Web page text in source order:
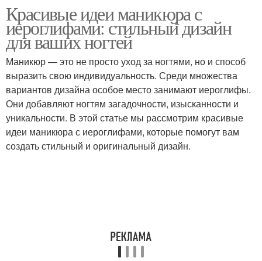
Практические советы
советы
Общие советы Советы по маникюру
Дополнительные
советы
Советы по уходу
Красивые идеи маникюра с
иероглифами: стильный дизайн
для ваших ногтей
Маникюр — это не просто уход за ногтями, но и способ
выразить свою индивидуальность. Среди множества
вариантов дизайна особое место занимают иероглифы.
Они добавляют ногтям загадочности, изысканности и
уникальности. В этой статье мы рассмотрим красивые
идеи маникюра с иероглифами, которые помогут вам
создать стильный и оригинальный дизайн.